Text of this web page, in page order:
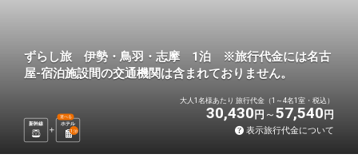
ずらし旅 伊勢・鳥羽・志摩 1泊 ※旅行代金には名古
屋-宿泊施設間の交通機関は含まれておりません。
新幹線 ホテル
選べる
1 泊
大人1名様あたり 旅行代金（1～4名1室・税込）
30,430 円 57,540 円
表示旅行代金について